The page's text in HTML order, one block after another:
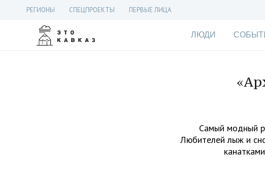
РЕГИОНЫ СПЕЦПРОЕКТЫ ПЕРВЫЕ ЛИЦА
ЛЮДИ
Самый модный
Любителей лыж и